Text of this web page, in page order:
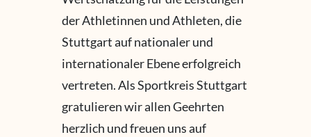
der Athletinnen und Athleten, die
Stuttgart auf nationaler und
internationaler Ebene erfolgreich
vertreten. Als Sportkreis Stuttgart
gratulieren wir allen Geehrten
herzlich und freuen uns auf